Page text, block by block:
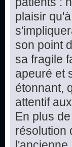
plaisir
son point
sa fragile
apeuré et
étonnant,
attentif
En plus
résolution